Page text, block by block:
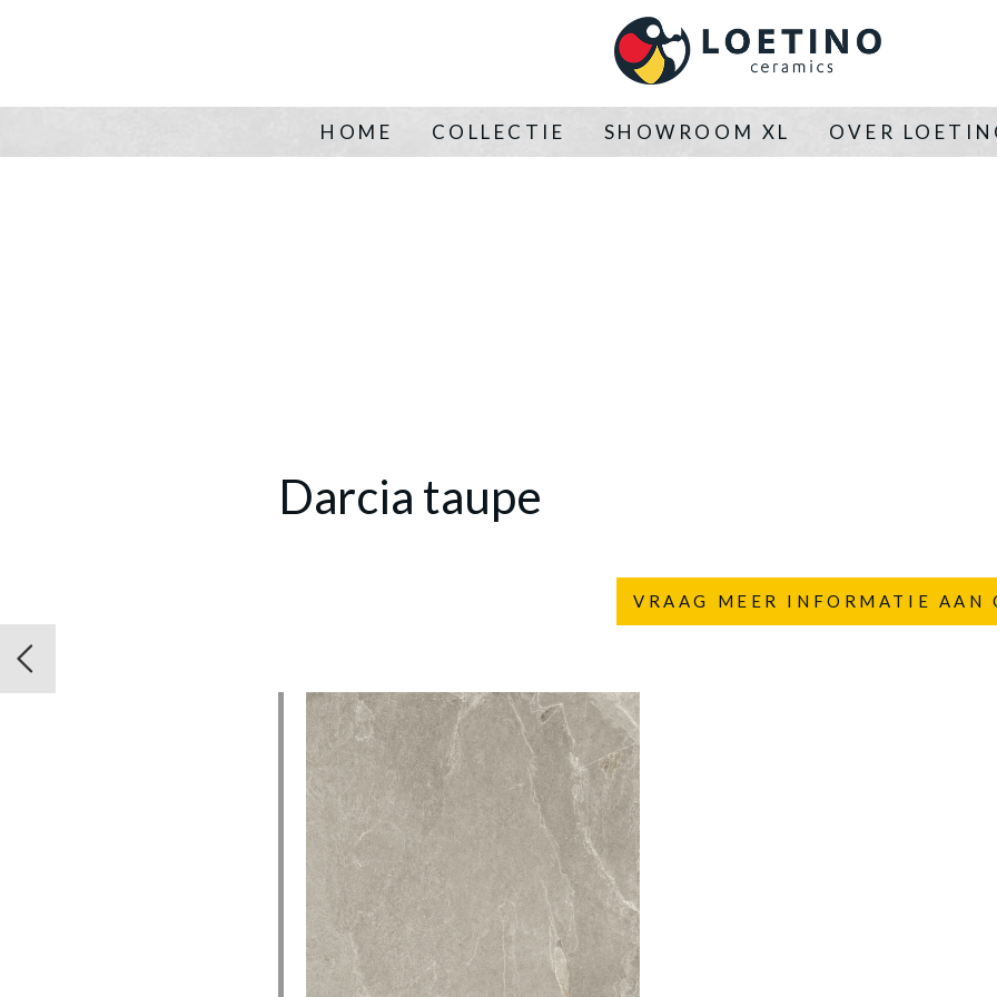
HOME COLLECTIE SHOWROOM XL OVER
Darcia taupe
VRAAG MEER INFORMATIE AAN